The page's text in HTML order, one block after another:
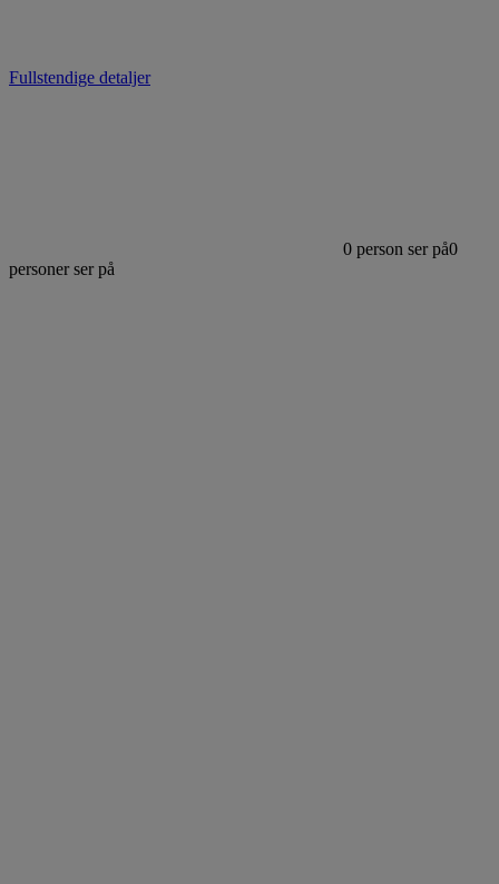
Fullstendige detaljer
0 person ser på0
personer ser på